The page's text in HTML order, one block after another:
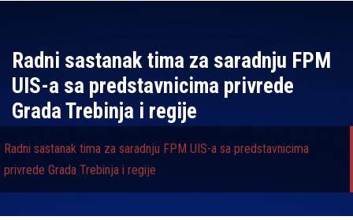
Radni sastanak tima za saradnju FPM
UIS-a sa predstavnicima privrede
Grada Trebinja i regije
Radni sastanak tima za saradnju FPM UIS-a sa predstavnicima
privrede Grada Trebinja i regije